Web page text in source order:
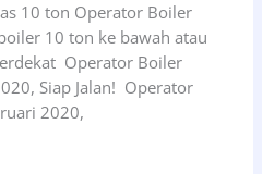
10 ton Operator Boiler
10 ton ke bawah atau
Operator Boiler
Siap Jalan! Operator
2020,